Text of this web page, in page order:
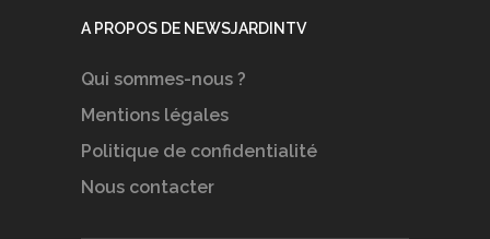
A PROPOS DE NEWSJARDINTV
Qui sommes-nous ?
Mentions légales
Politique de confidentialité
Nous contacter